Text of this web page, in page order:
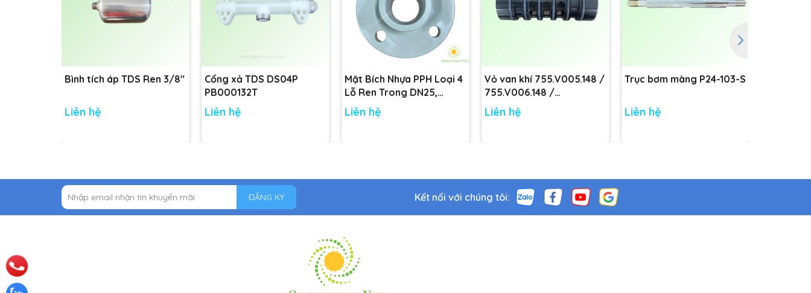
Bình tích áp TDS Ren 3/8"
Liên hệ
Cổng xả TDS DS04P
PB000132T
Liên hệ
Mặt Bích Nhựa PPH Loại 4
Lỗ Ren Trong DN25,
DN32, DN40, DN50 tiêu
chuẩn
Liên hệ
Vỏ van khí 755.V005.148 /
755.V006.148 /
755.V001.148
Liên hệ
Trục bơm màng P24-103-S
Liên hệ
ĐĂNG KÝ Kết nối với chúng tôi: